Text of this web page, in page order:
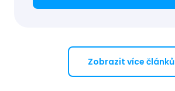
Zobrazit více článků